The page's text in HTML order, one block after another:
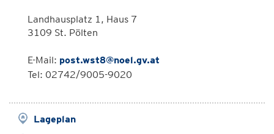
Landhausplatz 1, Haus 7
3109 St. Pölten
E-Mail: post.wst8@noel.gv.at
Tel: 02742/9005-9020
Lageplan